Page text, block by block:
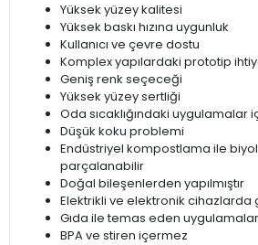
Yüksek yüzey kalitesi
Yüksek baskı hızına uygunluk
Kullanıcı ve çevre dostu
Komplex yapılardaki prototip
Geniş renk seçeceği
Yüksek yüzey sertliği
Oda sıcaklığındaki uygulamalar
Düşük koku problemi
Endüstriyel kompostlama ile
parçalanabilir
Doğal bileşenlerden yapılmıştır
Elektrikli ve elektronik cihazlarda
Gıda ile temas eden
BPA ve stiren içermez